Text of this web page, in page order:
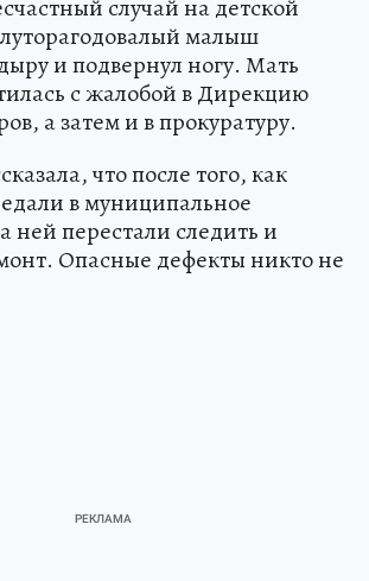
случай на детской
малыш
и подвернул ногу. Мать
с жалобой в Дирекцию
а затем и в прокуратуру.
что после того, как
в муниципальное
ней перестали следить и
Опасные дефекты никто не